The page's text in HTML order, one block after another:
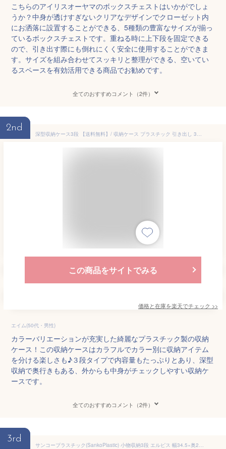
こちらのアイリスオーヤマのボックスチェストはいかがでしょ
うか？中身が透けすぎないクリアなデザインでクローゼット内
にお洒落に設置することができる、5種類の豊富なサイズが揃っ
ているボックスチェストです。重ねる時に上下段を固定できる
ので、引き出す際にも倒れにくく安全に使用することができま
す。サイズを組み合わせてスッキリと整理ができる、空いてい
るスペースを有効活用できる商品でお勧めです。
全てのおすすめコメント（2件）
2nd
深型収納ケース3段 【送料無料】/ 収納ケース プラスチック 引き出し 3段 衣替え カラフル クローゼット 押入れ カラー プラケース 衣類収納 子供部屋 子供 樹脂 収納ボックス
この商品をサイトでみる
価格と在庫を楽天でチェック >>
エイム(50代・男性)
カラーバリエーションが充実した綺麗なプラスチック製の収納
ケース！この収納ケースはカラフルでカラー別に収納アイテム
を分ける楽しさも♪３段タイプで内容量もたっぷりとあり、深型
収納で奥行きもある、外からも中身がチェックしやすい収納ケ
ースです。
全てのおすすめコメント（2件）
3rd
サンコープラスチック(SankoPlastic) 小物収納3段 エルピス 幅34.5×奥25.5×高32.2cm ホワイト